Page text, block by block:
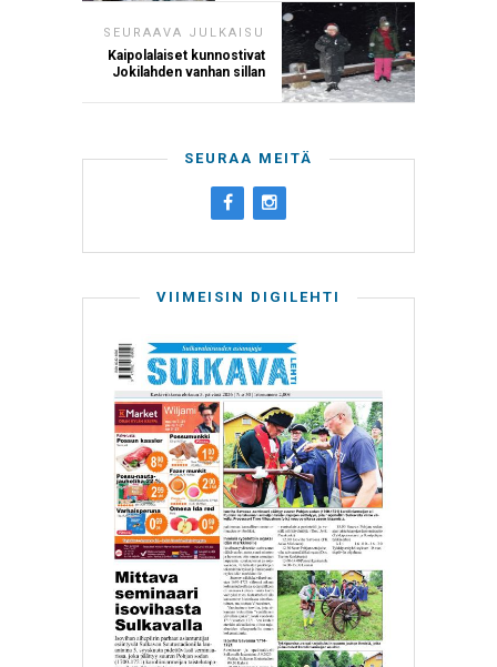
SEURAAVA JULKAISU
Kaipolalaiset kunnostivat
Jokilahden vanhan sillan
SEURAA MEITÄ
VIIMEISIN DIGILEHTI